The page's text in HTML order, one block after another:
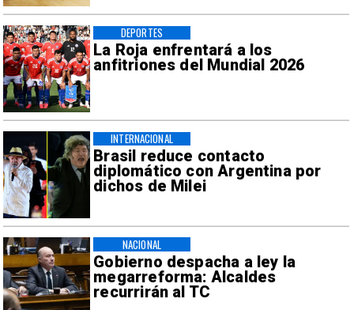
La Roja enfrentará a los
anfitriones del Mundial 2026
DEPORTES
Brasil reduce contacto
diplomático con Argentina por
dichos de Milei
INTERNACIONAL
Gobierno despacha a ley la
megarreforma: Alcaldes
recurrirán al TC
NACIONAL